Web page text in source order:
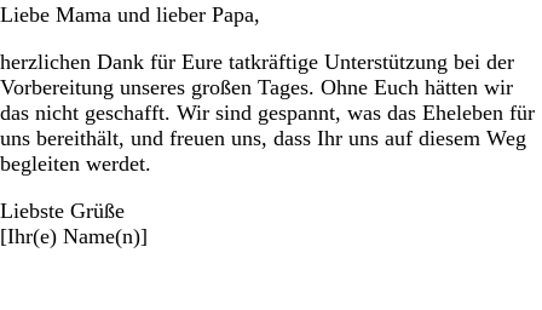
Liebe Mama und lieber Papa,
herzlichen Dank für Eure tatkräftige Unterstützung bei der
Vorbereitung unseres großen Tages. Ohne Euch hätten wir
das nicht geschafft. Wir sind gespannt, was das Eheleben für
uns bereithält, und freuen uns, dass Ihr uns auf diesem Weg
begleiten werdet.
Liebste Grüße
[Ihr(e) Name(n)]